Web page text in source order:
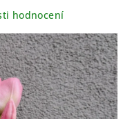
hodnocení